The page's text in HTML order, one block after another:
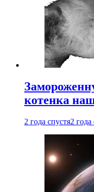
котенка
2 года спустя2 года